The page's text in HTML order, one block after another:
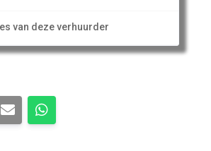
van deze verhuurder